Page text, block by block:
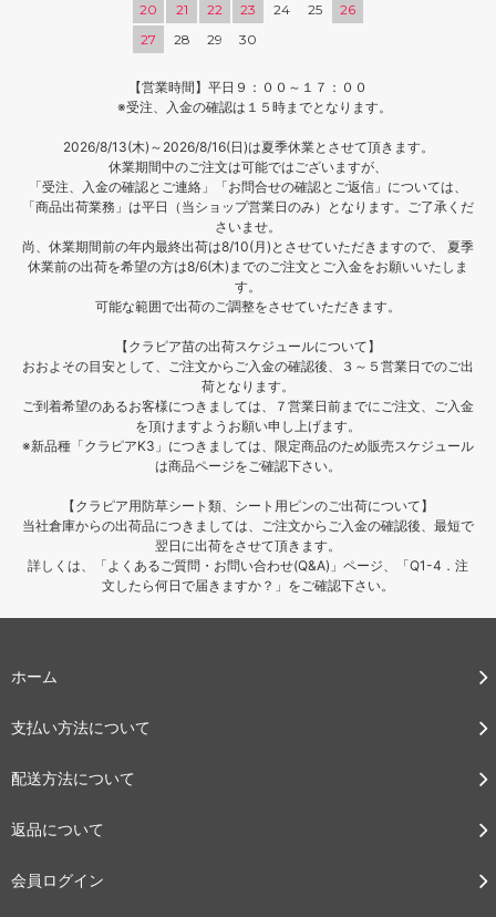
20
21 22 23 24 25
26
27
28 29 30
【営業時間】平日９：００～１７：００
※受注、入金の確認は１５時までとなります。
2026/8/13(木)～2026/8/16(日)は夏季休業とさせて頂きます。
休業期間中のご注文は可能ではございますが、
「受注、入金の確認とご連絡」「お問合せの確認とご返信」については、
「商品出荷業務」は平日（当ショップ営業日のみ）となります。ご了承くだ
さいませ。
尚、休業期間前の年内最終出荷は8/10(月)とさせていただきますので、 夏季
休業前の出荷を希望の方は8/6(木)までのご注文とご入金をお願いいたしま
す。
可能な範囲で出荷のご調整をさせていただきます。
【クラピア苗の出荷スケジュールについて】
おおよその目安として、ご注文からご入金の確認後、３～５営業日でのご出
荷となります。
ご到着希望のあるお客様につきましては、７営業日前までにご注文、ご入金
を頂けますようお願い申し上げます。
※新品種「クラピアK3」につきましては、限定商品のため販売スケジュール
は商品ページをご確認下さい。
【クラピア用防草シート類、シート用ピンのご出荷について】
当社倉庫からの出荷品につきましては、ご注文からご入金の確認後、最短で
翌日に出荷をさせて頂きます。
詳しくは、「よくあるご質問・お問い合わせ(Q&A)」ページ、「Q1-4．注
文したら何日で届きますか？」をご確認下さい。
ホーム
支払い方法について
配送方法について
返品について
会員ログイン